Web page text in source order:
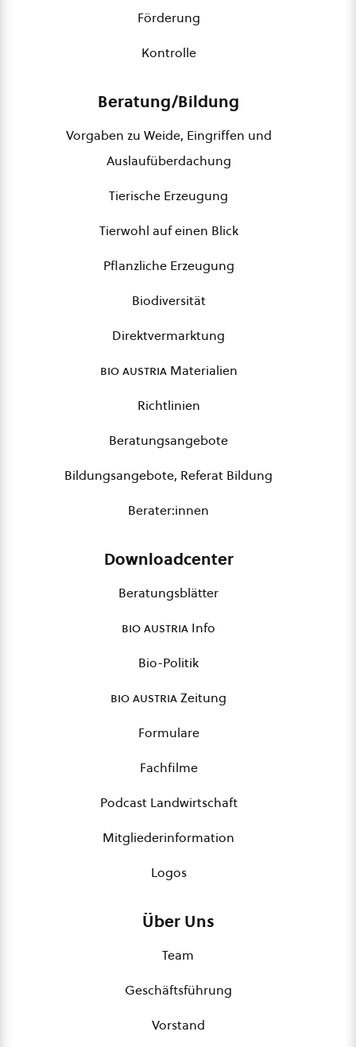
Förderung
Kontrolle
Beratung/Bildung
Vorgaben zu Weide, Eingriffen und
Auslaufüberdachung
Tierische Erzeugung
Tierwohl auf einen Blick
Pflanzliche Erzeugung
Biodiversität
Direktvermarktung
bio austriaMaterialien
Richtlinien
Beratungsangebote
Bildungsangebote, Referat Bildung
Berater:innen
Downloadcenter
Beratungsblätter
bio austria Info
Bio-Politik
bio austriaZeitung
Formulare
Fachfilme
Podcast Landwirtschaft
Mitgliederinformation
Logos
Über Uns
Team
Geschäftsführung
Vorstand